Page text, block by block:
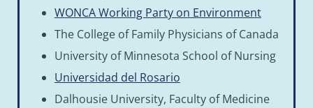
WONCA Working Party on Environment
The College of Family Physicians of Canada
University of Minnesota School of Nursing
Universidad del Rosario
Dalhousie University, Faculty of Medicine